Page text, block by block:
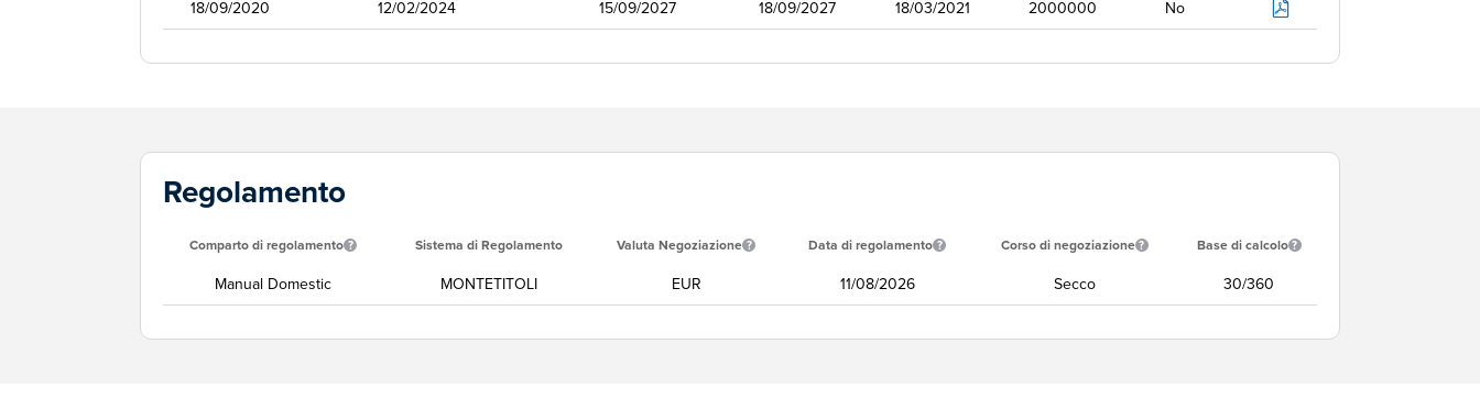
18/09/2020 12/02/2024 15/09/2027 18/09/2027 18/03/2021 2000000 No
Regolamento
Comparto di regolamento Sistema di Regolamento Valuta Negoziazione Data di regolamento Corso di negoziazione Base di calcolo
Manual Domestic MONTETITOLI EUR 11/08/2026 Secco 30/360